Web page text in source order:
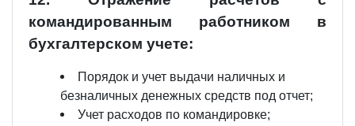
командированным работником в
бухгалтерском учете:
Порядок и учет выдачи наличных и
безналичных денежных средств под отчет;
Учет расходов по командировке;